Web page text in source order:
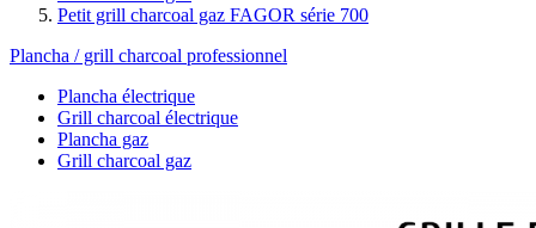
Petit grill charcoal gaz FAGOR série 700
Plancha / grill charcoal professionnel
Plancha électrique
Grill charcoal électrique
Plancha gaz
Grill charcoal gaz